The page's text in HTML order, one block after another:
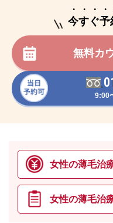
今すぐ予
・・・・
無料カ
9:00
女性の薄毛治
女性の薄毛治